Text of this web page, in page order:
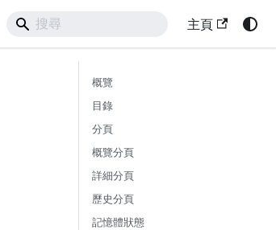
主頁
概覽
目錄
分頁
概覽分頁
詳細分頁
歷史分頁
記憶體狀態